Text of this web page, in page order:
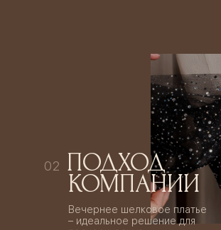
02 ПОДХОД
КОМПАНИИ
Вечернее шелковое платье
– идеальное решение для